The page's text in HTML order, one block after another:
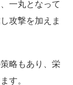
一丸となって
攻撃を加えま
略もあり、栄
す。